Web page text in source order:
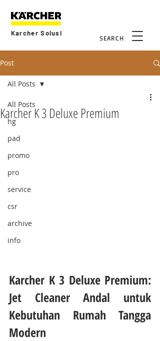
SEARCH
Karcher Solusi
Post
All Posts
hg
pad
promo
pro
service
csr
archive
info
All Posts
Karcher K 3 Deluxe Premium
Karcher K 3 Deluxe Premium:
Jet Cleaner Andal untuk
Kebutuhan Rumah Tangga
Modern